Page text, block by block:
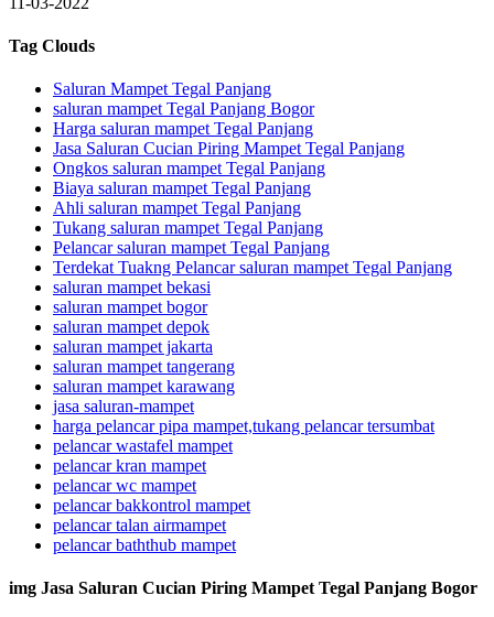
Tag Clouds
Saluran Mampet Tegal Panjang
saluran mampet Tegal Panjang Bogor
Harga saluran mampet Tegal Panjang
Jasa Saluran Cucian Piring Mampet Tegal Panjang
Ongkos saluran mampet Tegal Panjang
Biaya saluran mampet Tegal Panjang
Ahli saluran mampet Tegal Panjang
Tukang saluran mampet Tegal Panjang
Pelancar saluran mampet Tegal Panjang
Terdekat Tuakng Pelancar saluran mampet Tegal Panjang
saluran mampet bekasi
saluran mampet bogor
saluran mampet depok
saluran mampet jakarta
saluran mampet tangerang
saluran mampet karawang
jasa saluran-mampet
harga pelancar pipa mampet,tukang pelancar tersumbat
pelancar wastafel mampet
pelancar kran mampet
pelancar wc mampet
pelancar bakkontrol mampet
pelancar talan airmampet
pelancar baththub mampet
img Jasa Saluran Cucian Piring Mampet Tegal Panjang Bogor